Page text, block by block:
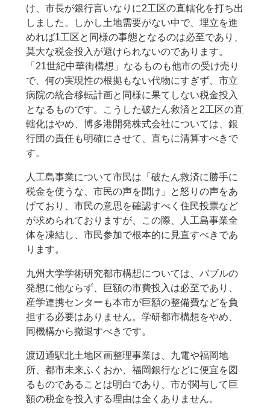
け、市長が銀行言いなりに2工区の直轄化を打ち出
しました。しかし土地需要がない中で、埋立を進
めれば1工区と同様の事態となるのは必至であり、
莫大な税金投入が避けられないのであります。
「21世紀中華街構想」なるものも他市の受け売り
で、何の実現性の根拠もない代物にすぎず、市立
病院の統合移転計画と同様に果てしない税金投入
となるものです。こうした破たん救済と2工区の直
轄化はやめ、博多港開発株式会社については、銀
行団の責任も明確にさせて、直ちに清算すべきで
す。
人工島事業について市民は「破たん救済に勝手に
税金を使うな、市民の声を聞け」と怒りの声をあ
げており、市民の意思を確認すべく住民投票など
が求められておりますが、この際、人工島事業全
体を凍結し、市民参加で根本的に見直すべきであ
ります。
九州大学学術研究都市構想については、バブルの
発想に他ならず、巨額の市費投入は必至であり、
産学連携センターも本市が巨額の整備費などを負
担する必要はありません。学研都市構想をやめ、
同機構から撤退すべきです。
渡辺通駅北土地区画整理事業は、九電や福岡地
所、都市未来ふくおか、福岡銀行などに便宜を図
るものであることは明白であり、市が関与して巨
額の税金を投入する理由は全くありません。